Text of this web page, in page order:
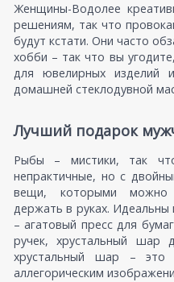
Женщины-Водолее
решениям, так что
будут кстати. Они часто
хобби – так что вы
для ювелирных изделий
домашней стеклодувной
Лучший подарок
Рыбы – мистики, так
непрактичные, но с
вещи, которыми можно
держать в руках. Идеальны
– агатовый пресс для
ручек, хрустальный шар
хрустальный шар –
аллегорическим